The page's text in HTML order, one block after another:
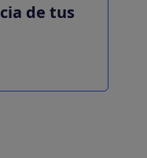
de tus